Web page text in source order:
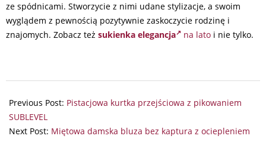
ze spódnicami. Stworzycie z nimi udane stylizacje, a swoim
wyglądem z pewnością pozytywnie zaskoczycie rodzinę i
znajomych. Zobacz też sukienka elegancja na lato i nie tylko.
07-
25
Previous Post: Pistacjowa kurtka przejściowa z pikowaniem
SUBLEVEL
Next Post: Miętowa damska bluza bez kaptura z ociepleniem